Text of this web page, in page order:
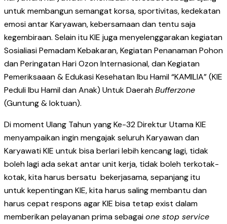
untuk membangun semangat korsa, sportivitas, kedekatan
emosi antar Karyawan, kebersamaan dan tentu saja
kegembiraan. Selain itu KIE juga menyelenggarakan kegiatan
Sosialiasi Pemadam Kebakaran, Kegiatan Penanaman Pohon
dan Peringatan Hari Ozon Internasional, dan Kegiatan
Pemeriksaaan & Edukasi Kesehatan Ibu Hamil “KAMILIA” (KIE
Peduli Ibu Hamil dan Anak) Untuk DaerahBufferzone
(Guntung & loktuan).
Di moment Ulang Tahun yang Ke-32 Direktur Utama KIE
menyampaikan ingin mengajak seluruh Karyawan dan
Karyawati KIE untuk bisa berlari lebih kencang lagi, tidak
boleh lagi ada sekat antar unit kerja, tidak boleh terkotak-
kotak, kita harus bersatu bekerjasama, sepanjang itu
untuk kepentingan KIE, kita harus saling membantu dan
harus cepat respons agar KIE bisa tetap exist dalam
memberikan pelayanan prima sebagaione stop service